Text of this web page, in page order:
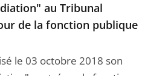
au Tribunal
de la fonction publique
le 03 octobre 2018 son